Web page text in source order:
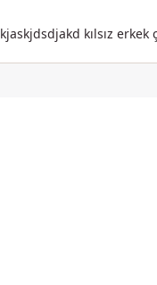
kjaskjdsdjakd kılsız